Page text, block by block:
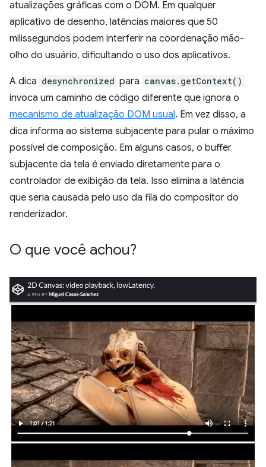
atualizações gráficas com o DOM. Em qualquer
aplicativo de desenho, latências maiores que 50
milissegundos podem interferir na coordenação mão-
olho do usuário, dificultando o uso dos aplicativos.
A dica desynchronized para canvas.getContext()
invoca um caminho de código diferente que ignora o
mecanismo de atualização DOM usual. Em vez disso, a
dica informa ao sistema subjacente para pular o máximo
possível de composição. Em alguns casos, o buffer
subjacente da tela é enviado diretamente para o
controlador de exibição da tela. Isso elimina a latência
que seria causada pelo uso da fila do compositor do
renderizador.
O que você achou?